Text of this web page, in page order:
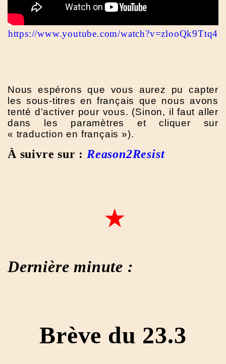
https://www.youtube.com/watch?v=zlooQk9Ttq4
Nous espérons que vous aurez pu capter
les sous-titres en français que nous avons
tenté d’activer pour vous. (Sinon, il faut aller
dans les paramètres et cliquer sur
« traduction en français »).
À suivre sur : Reason2Resist
Dernière minute :
Brève du 23.3